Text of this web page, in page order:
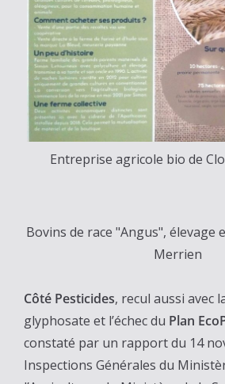
Entreprise agricole bio de
Bovins de race "Angus", élevage
Merrien
Côté Pesticides, recul aussi avec
glyphosate et l’échec du Plan
constaté par un rapport du 14
Inspections Générales du